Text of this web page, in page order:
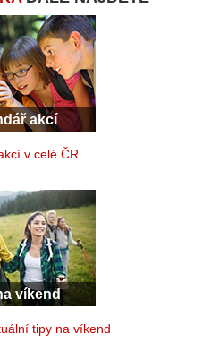
akcí
v celé ČR
víkend
tipy na víkend